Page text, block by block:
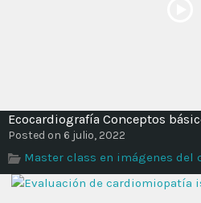
Ecocardiografía Conceptos
Posted on 6 julio, 2022
Master class en imágenes del